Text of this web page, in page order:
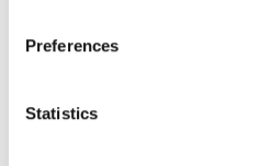
Preferences
Statistics